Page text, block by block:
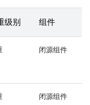
级别 组件
闭源组件
闭源组件